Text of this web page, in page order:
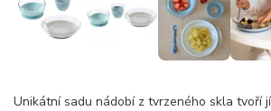
Unikátní sadu nádobí z tvrzeného skla tvoří